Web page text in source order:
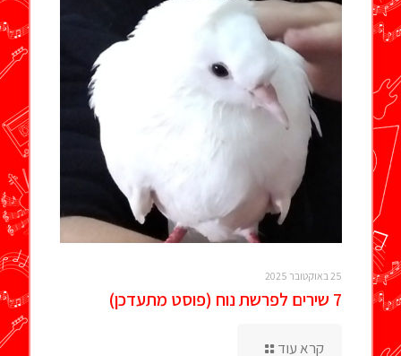
25 באוקטובר 2025
7 שירים לפרשת נוח (פוסט מתעדכן)
קרא עוד